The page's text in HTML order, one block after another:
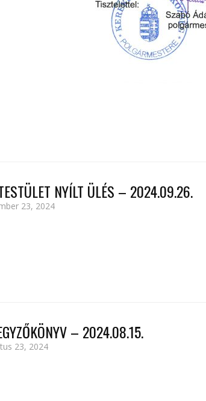
NYÍLT ÜLÉS – 2024.09.26.
23, 2024
– 2024.08.15.
23, 2024